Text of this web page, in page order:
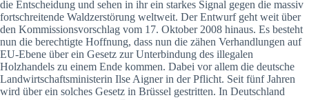
die Entscheidung und sehen in ihr ein starkes Signal gegen die massiv
fortschreitende Waldzerstörung weltweit. Der Entwurf geht weit über
den Kommissionsvorschlag vom 17. Oktober 2008 hinaus. Es besteht
nun die berechtigte Hoffnung, dass nun die zähen Verhandlungen auf
EU-Ebene über ein Gesetz zur Unterbindung des illegalen
Holzhandels zu einem Ende kommen. Dabei vor allem die deutsche
Landwirtschaftsministerin Ilse Aigner in der Pflicht. Seit fünf Jahren
wird über ein solches Gesetz in Brüssel gestritten. In Deutschland